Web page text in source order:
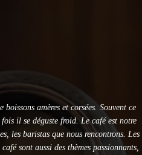
: Test Complet 2026
boissons amères et corsées. Souvent ce
il se déguste froid. Le café est notre
les baristas que nous rencontrons. Les
sont aussi des thèmes passionnants,